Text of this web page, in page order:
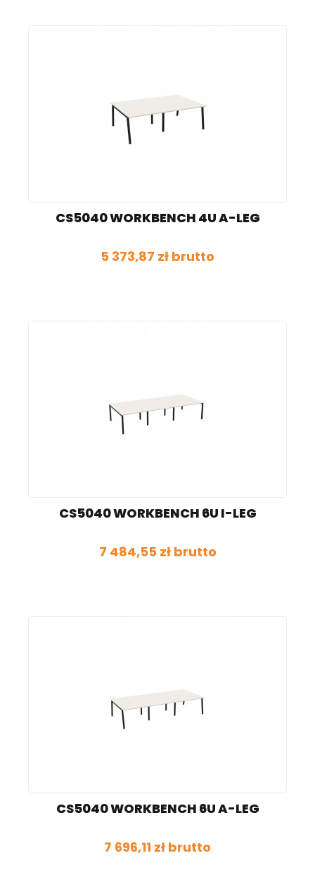
CS5040 WORKBENCH 4U A-LEG
5 373,87 zł brutto
CS5040 WORKBENCH 6U I-LEG
7 484,55 zł brutto
CS5040 WORKBENCH 6U A-LEG
7 696,11 zł brutto